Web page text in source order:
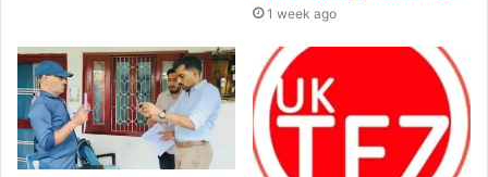
1 week ago